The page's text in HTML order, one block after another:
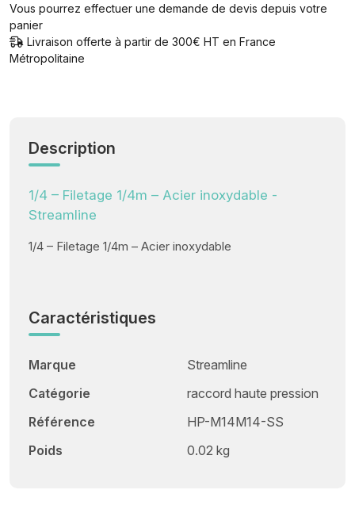
Vous pourrez effectuer une demande de devis depuis votre
panier
Livraison offerte à partir de 300€ HT en France
Métropolitaine
Description
1/4 – Filetage 1/4m – Acier inoxydable -
Streamline
1/4 – Filetage 1/4m – Acier inoxydable
Caractéristiques
Marque
Streamline
Catégorie
raccord haute pression
Référence
HP-M14M14-SS
Poids
0.02 kg